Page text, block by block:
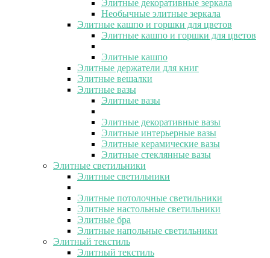
Элитные декоративные зеркала
Необычные элитные зеркала
Элитные кашпо и горшки для цветов
Элитные кашпо и горшки для цветов
Элитные кашпо
Элитные держатели для книг
Элитные вешалки
Элитные вазы
Элитные вазы
Элитные декоративные вазы
Элитные интерьерные вазы
Элитные керамические вазы
Элитные стеклянные вазы
Элитные светильники
Элитные светильники
Элитные потолочные светильники
Элитные настольные светильники
Элитные бра
Элитные напольные светильники
Элитный текстиль
Элитный текстиль